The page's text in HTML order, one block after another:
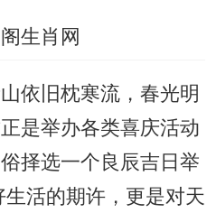
生肖网
依旧枕寒流，春光明
是举办各类喜庆活动
择选一个良辰吉日举
活的期许，更是对天